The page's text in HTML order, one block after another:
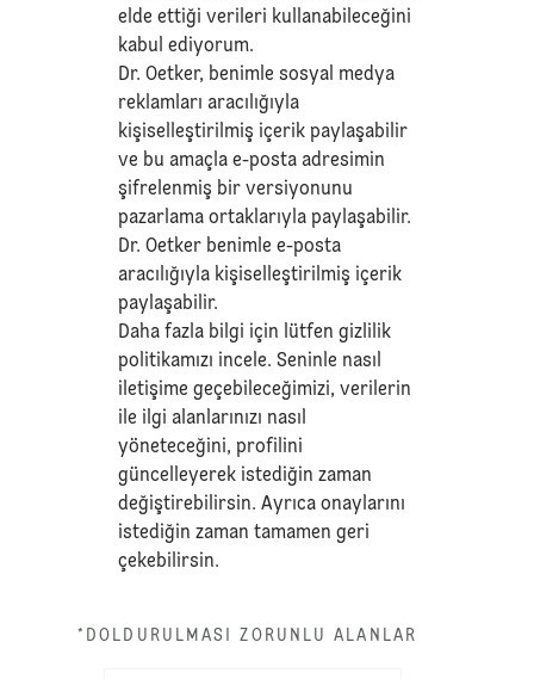
elde ettiği verileri kullanabileceğini
kabul ediyorum.
Dr. Oetker, benimle sosyal medya
reklamları aracılığıyla
kişiselleştirilmiş içerik paylaşabilir
ve bu amaçla e-posta adresimin
şifrelenmiş bir versiyonunu
pazarlama ortaklarıyla paylaşabilir.
Dr. Oetker benimle e-posta
aracılığıyla kişiselleştirilmiş içerik
paylaşabilir.
Daha fazla bilgi için lütfengizlilik
politikamızı incele. Seninle nasıl
iletişime geçebileceğimizi, verilerin
ile ilgi alanlarınızı nasıl
yöneteceğini, profilini
güncelleyerek istediğin zaman
değiştirebilirsin. Ayrıca onaylarını
istediğin zaman tamamen geri
çekebilirsin.
*DOLDURULMASI ZORUNLU ALANLAR